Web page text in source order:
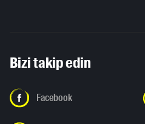
Bizi takip edin
Facebook